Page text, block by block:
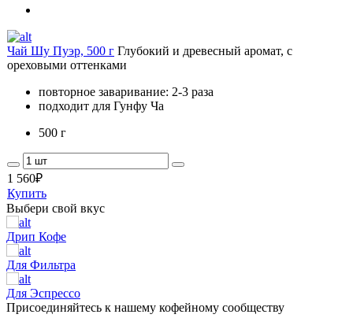
Чай Шу Пуэр, 500 г Глубокий и древесный аромат, с
ореховыми оттенками
повторное заваривание: 2-3 раза
подходит для Гунфу Ча
500 г
1 560₽
Купить
Выбери свой вкус
Дрип Кофе
Для Фильтра
Для Эспрессо
Присоединяйтесь к нашему кофейному сообществу